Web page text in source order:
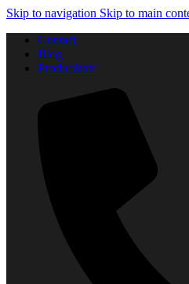
Skip to navigation Skip to main
Contact
Blog
Producători